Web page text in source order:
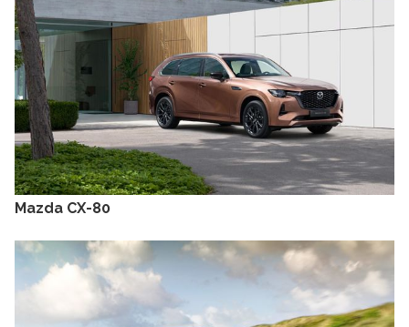
Mazda CX-80